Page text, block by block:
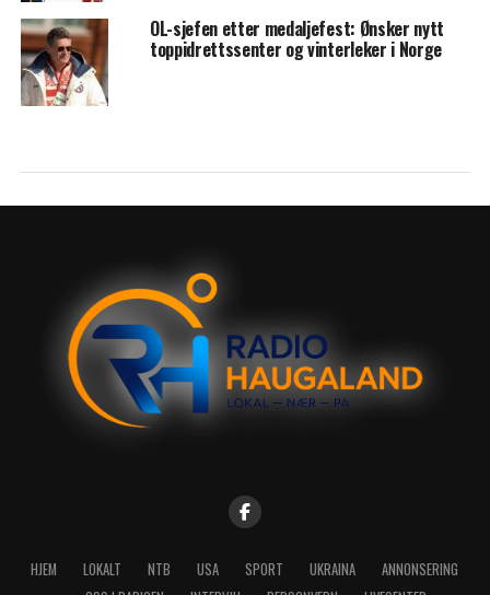
OL-sjefen etter medaljefest: Ønsker nytt
toppidrettssenter og vinterleker i Norge
HJEM LOKALT NTB USA SPORT UKRAINA
ANNONSERING